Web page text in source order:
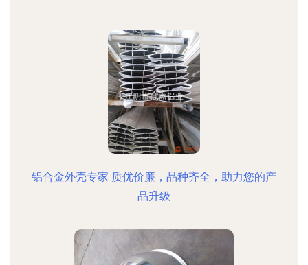
铝合金外壳专家 质优价廉，品种齐全，助力您的产
品升级